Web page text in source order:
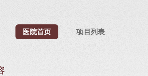
医院首页 项目列表